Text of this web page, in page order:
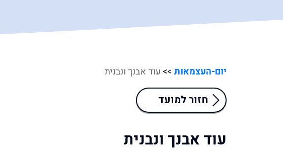
יום-העצמאות >> עוד אבנך ונבנית
חזור למועד
עוד אבנך ונבנית